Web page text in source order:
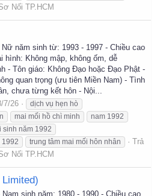
Nối TP.HCM
năm sinh từ: 1993 - 1997 - Chiều cao
hình: Không mập, không ốm, dễ
- Tôn giáo: Không Đạo hoặc Đạo Phật -
quan trọng (ưu tiên Miền Nam) - Tình
chưa từng kết hôn - Nội...
7/26
dịch vụ hẹn hò
mai mối hồ chì minh
nam 1992
sinh năm 1992
1992
trung tâm mai mối hôn nhân
Trả
Nối TP.HCM
sinh năm: 1980 - 1990 - Chiều cao